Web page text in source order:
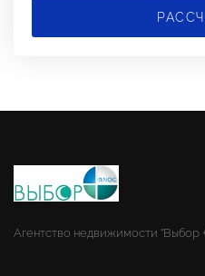
Агентство недвижимости "Выбор